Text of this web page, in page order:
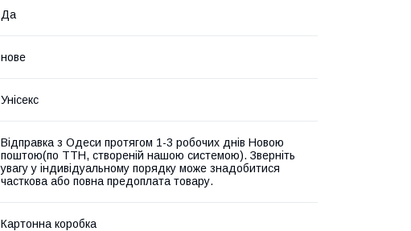
Да
нове
Унісекс
Відправка з Одеси протягом 1-3 робочих днів Новою
поштою(по ТТН, створеній нашою системою). Зверніть
увагу у індивідуальному порядку може знадобитися
часткова або повна предоплата товару.
Картонна коробка